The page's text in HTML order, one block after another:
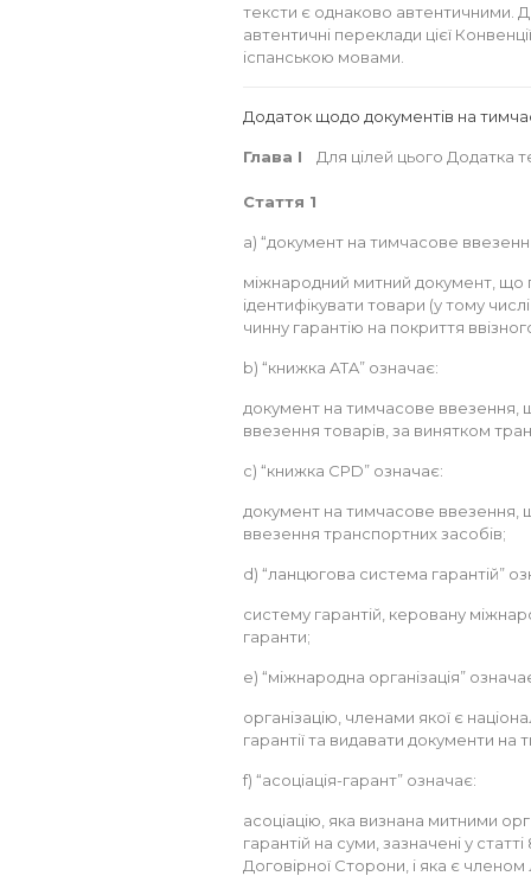
тексти є однаково автентичними.
автентичні переклади цієї
іспанською мовами.
Додаток щодо документів на
Глава I
Стаття 1
Для цілей цього Додатка
a) “документ на тимчасове
міжнародний митний документ, що
ідентифікувати товари (у тому
чинну гарантію на покриття
b) “книжка ATA” означає:
документ на тимчасове ввезення,
ввезення товарів, за винятком
c) “книжка CPD” означає:
документ на тимчасове ввезення,
ввезення транспортних засобів;
d) “ланцюгова система гарантій”
систему гарантій, керовану
гаранти;
e) “міжнародна організація”
організацію, членами якої є
гарантії та видавати документи
f) “асоціація-гарант” означає:
асоціацію, яка визнана митними
гарантій на суми, зазначені у
Договірної Сторони, і яка є